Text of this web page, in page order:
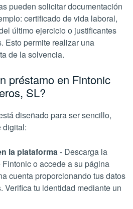
pueden solicitar documentación
certificado de vida laboral,
último ejercicio o justificantes
Esto permite realizar una
de la solvencia.
préstamo en Fintonic
SL?
diseñado para ser sencillo,
digital:
la plataforma- Descarga la
o accede a su página
cuenta proporcionando tus datos
Verifica tu identidad mediante un